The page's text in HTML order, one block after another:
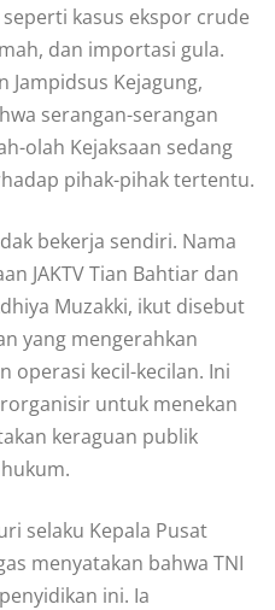
kasus ekspor crude
dan importasi gula.
Jampidsus Kejagung,
serangan-serangan
olah Kejaksaan sedang
pihak-pihak tertentu.
bekerja sendiri. Nama
JAKTV Tian Bahtiar dan
Muzakki, ikut disebut
yang mengerahkan
operasi kecil-kecilan. Ini
untuk menekan
keraguan publik
selaku Kepala Pusat
menyatakan bahwa TNI
ini. Ia